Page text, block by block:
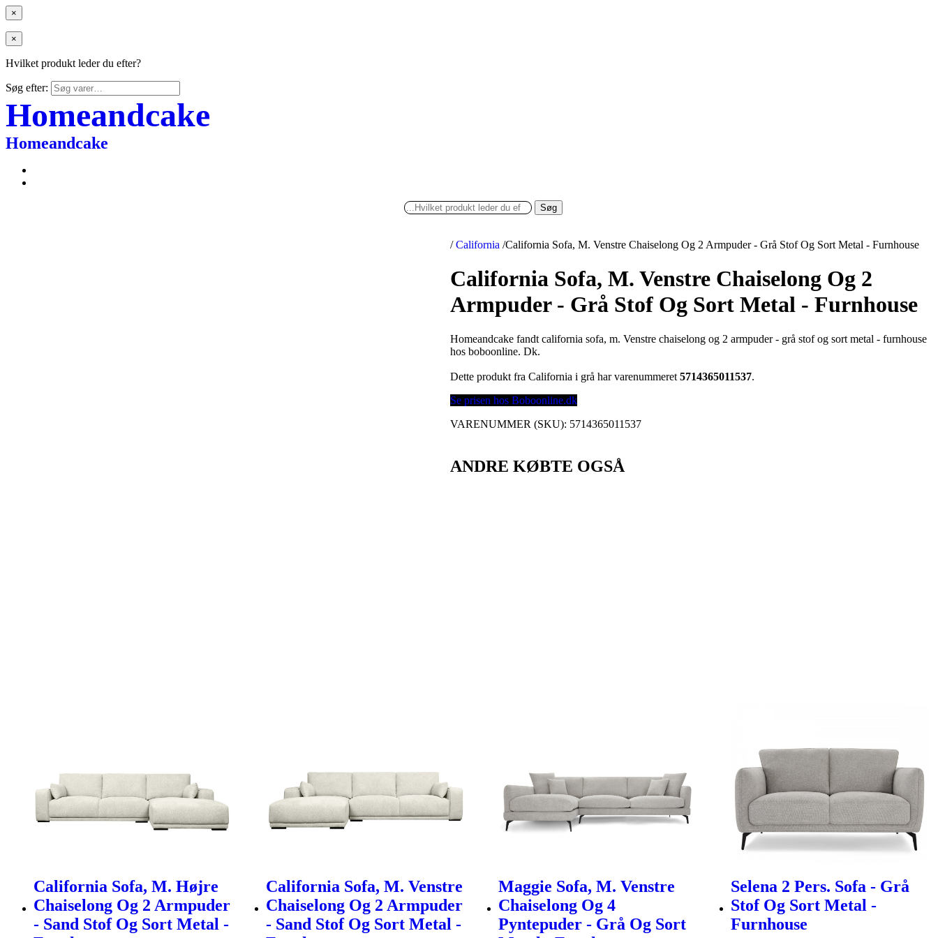
×
×
Hvilket produkt leder du efter?
Søg efter:
Homeandcake
Homeandcake
Søg
/ California /California Sofa, M. Venstre Chaiselong Og 2 Armpuder - Grå Stof Og Sort Metal - Furnhouse
California Sofa, M. Venstre Chaiselong Og 2
Armpuder - Grå Stof Og Sort Metal - Furnhouse
Homeandcake fandt california sofa, m. Venstre chaiselong og 2 armpuder - grå stof og sort metal - furnhouse
hos boboonline. Dk.
Dette produkt fra California i grå har varenummeret5714365011537.
Se prisen hos Boboonline.dk
VARENUMMER (SKU): 5714365011537
ANDRE KØBTE OGSÅ
California Sofa, M. Højre
Chaiselong Og 2 Armpuder
- Sand Stof Og Sort Metal -
California Sofa, M. Venstre
Chaiselong Og 2 Armpuder
- Sand Stof Og Sort Metal -
Maggie Sofa, M. Venstre
Chaiselong Og 4
Pyntepuder - Grå Og Sort
Selena 2 Pers. Sofa - Grå
Stof Og Sort Metal -
Furnhouse